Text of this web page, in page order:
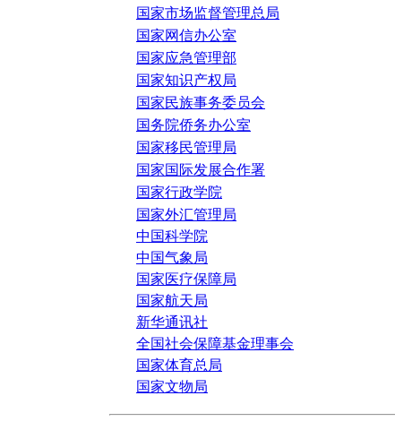
国家市场监督管理总局
国家网信办公室
国家应急管理部
国家知识产权局
国家民族事务委员会
国务院侨务办公室
国家移民管理局
国家国际发展合作署
国家行政学院
国家外汇管理局
中国科学院
中国气象局
国家医疗保障局
国家航天局
新华通讯社
全国社会保障基金理事会
国家体育总局
国家文物局